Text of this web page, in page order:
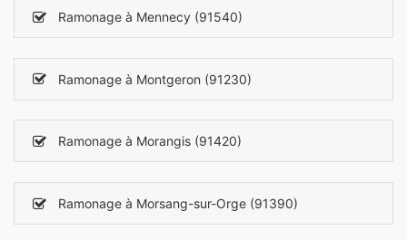
Ramonage à Mennecy (91540)
Ramonage à Montgeron (91230)
Ramonage à Morangis (91420)
Ramonage à Morsang-sur-Orge (91390)